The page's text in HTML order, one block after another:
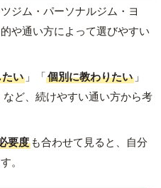
ジム・パーソナルジム・ヨ
や通い方によって選びやすい
い 」「個別に教わりたい 」
など、続けやすい通い方から考
要度 も合わせて見ると、自分
。